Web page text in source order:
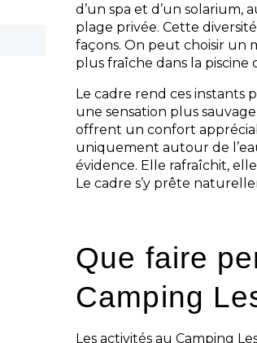
d’un spa et d’un solarium,
plage privée. Cette
façons. On peut choisir un
plus fraîche dans la
Le cadre rend ces instants
une sensation plus
offrent un confort
uniquement autour de
évidence. Elle rafraîchit,
Le cadre s’y prête
Que faire
Camping
Les activités au Camping